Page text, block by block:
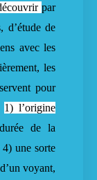
par
d’étude de
avec les
les
pour
1) l’origine
de la
une sorte
voyant,